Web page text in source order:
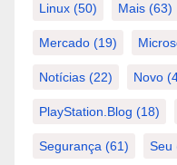
Linux (50) Mais (63)
Mercado (19)
Notícias (22) Novo
PlayStation.Blog (18)
Segurança (61) Seu